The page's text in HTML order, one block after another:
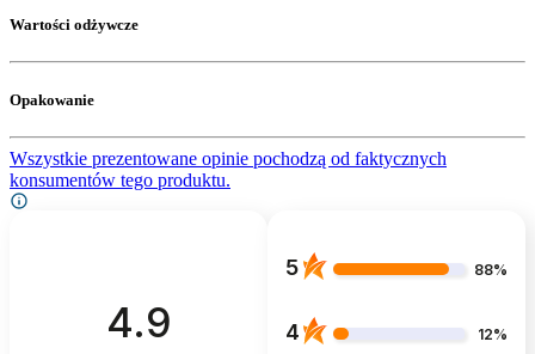
Wartości odżywcze
Opakowanie
Wszystkie prezentowane opinie pochodzą od faktycznych
konsumentów tego produktu.
4.9
5 88%
4 12%